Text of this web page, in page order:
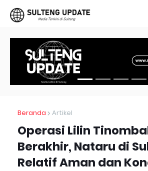
Beranda Artikel
Operasi Lilin
Berakhir, Nataru di
Relatif Aman dan